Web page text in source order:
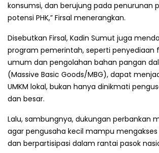
konsumsi, dan berujung pada penurunan
potensi PHK,” Firsal menerangkan.
Disebutkan Firsal, Kadin Sumut juga
program pemerintah, seperti penyediaan
umum dan pengolahan bahan pangan
(Massive Basic Goods/MBG), dapat
UMKM lokal, bukan hanya dinikmati
dan besar.
Lalu, sambungnya, dukungan perbankan
agar pengusaha kecil mampu
dan berpartisipasi dalam rantai pasok